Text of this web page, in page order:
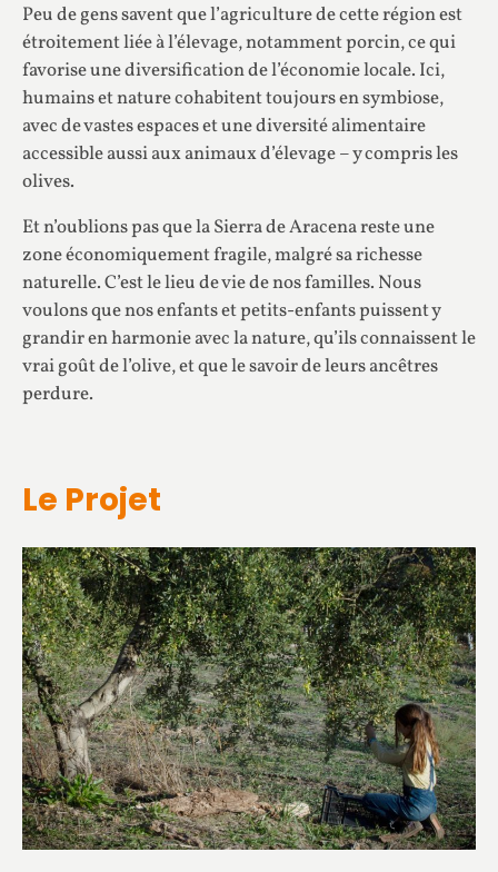
Peu de gens savent que l’agriculture de cette région est
étroitement liée à l’élevage, notamment porcin, ce qui
favorise une diversification de l’économie locale. Ici,
humains et nature cohabitent toujours en symbiose,
avec de vastes espaces et une diversité alimentaire
accessible aussi aux animaux d’élevage – y compris les
olives.
Et n’oublions pas que la Sierra de Aracena reste une
zone économiquement fragile, malgré sa richesse
naturelle. C’est le lieu de vie de nos familles. Nous
voulons que nos enfants et petits-enfants puissent y
grandir en harmonie avec la nature, qu’ils connaissent le
vrai goût de l’olive, et que le savoir de leurs ancêtres
perdure.
Le Projet